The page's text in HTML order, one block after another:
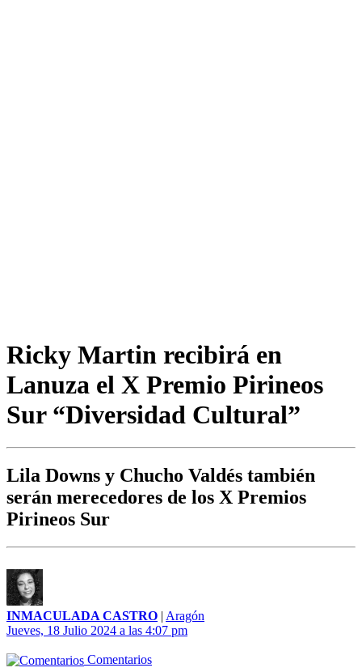
Ricky Martin recibirá en
Lanuza el X Premio Pirineos
Sur “Diversidad Cultural”
Lila Downs y Chucho Valdés también
serán merecedores de los X Premios
Pirineos Sur
INMACULADA CASTRO | Aragón
Jueves, 18 Julio 2024 a las 4:07 pm
Comentarios